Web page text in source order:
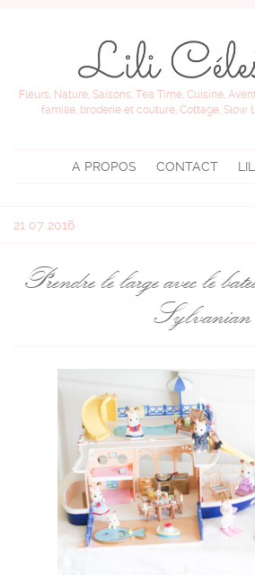
Fleurs, Nature, Saisons, Tea Time, Cuisine,
famille, broderie et couture, Cottage, Slow
A PROPOS CONTACT
21 07 2016
Prendre le large avec le
Sylvanian